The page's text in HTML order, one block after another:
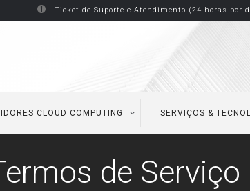
Ticket de Suporte e Atendimento (24 horas por
CLOUD COMPUTING SERVIÇOS &
de Serviço